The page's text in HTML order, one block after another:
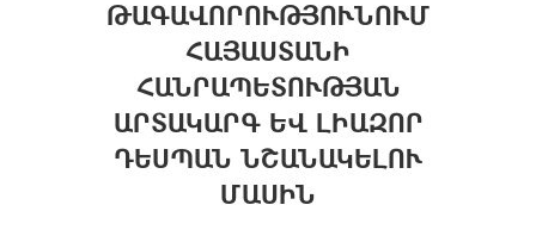
ԹԱԳԱՎՈՐՈՒԹՅՈՒՆՈՒՄ
ՀԱՅԱՍՏԱՆԻ
ՀԱՆՐԱՊԵՏՈՒԹՅԱՆ
ԱՐՏԱԿԱՐԳ ԵՎ ԼԻԱԶՈՐ
ԴԵՍՊԱՆ ՆՇԱՆԱԿԵԼՈՒ
ՄԱՍԻՆ